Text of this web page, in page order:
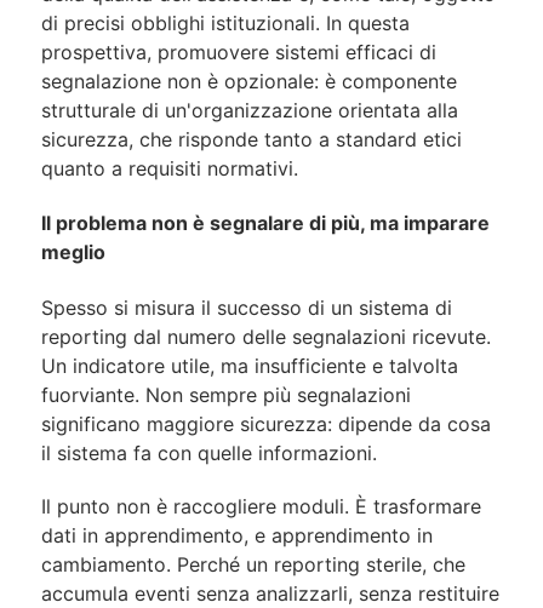
di precisi obblighi istituzionali. In questa
prospettiva, promuovere sistemi efficaci di
segnalazione non è opzionale: è componente
strutturale di un'organizzazione orientata alla
sicurezza, che risponde tanto a standard etici
quanto a requisiti normativi.
Il problema non è segnalare di più, ma imparare
meglio
Spesso si misura il successo di un sistema di
reporting dal numero delle segnalazioni ricevute.
Un indicatore utile, ma insufficiente e talvolta
fuorviante. Non sempre più segnalazioni
significano maggiore sicurezza: dipende da cosa
il sistema fa con quelle informazioni.
Il punto non è raccogliere moduli. È trasformare
dati in apprendimento, e apprendimento in
cambiamento. Perché un reporting sterile, che
accumula eventi senza analizzarli, senza restituire